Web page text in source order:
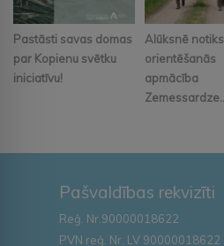
Pastāsti savas domas
par Kopienu svētku
iniciatīvu!
Alūksnē notiks
orientēšanās
apmācība
Zemessardze...
Pašvaldības rekvizīti
Reģ. Nr.90000018622
PVN reģ. Nr. LV 90000018622